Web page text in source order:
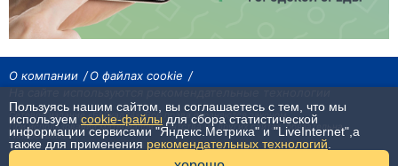
О компании
О файлах cookie
Сетевое издание «Байкал24». Все права охраняются законом.
При использовании материалов агентства на других сайтах, обязательна
гиперссылка.
Пользуясь нашим сайтом, вы соглашаетесь с тем, что мы
используем cookie-файлы для сбора статистической
информации сервисами "Яндекс.Метрика" и "LiveInternet",а
также для применения рекомендательных технологий